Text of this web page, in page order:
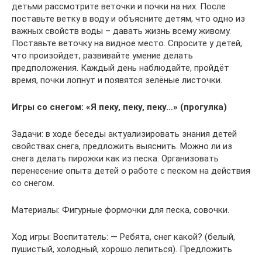
детьми рассмотрите веточки и почки на них. После
поставьте ветку в воду и объясните детям, что одно из
важных свойств воды – давать жизнь всему живому.
Поставьте веточку на видное место. Спросите у детей,
что произойдет, развивайте умение делать
предположения. Каждый день наблюдайте, пройдёт
время, почки лопнут и появятся зелёные листочки.
Игры со снегом: «Я пеку, пеку, пеку…» (прогулка)
Задачи: в ходе беседы актуализировать знания детей
свойствах снега, предложить выяснить. Можно ли из
снега делать пирожки как из песка. Организовать
перенесение опыта детей о работе с песком на действия
со снегом.
Материалы: Фигурные формочки для песка, совочки.
Ход игры: Воспитатель: — Ребята, снег какой? (белый,
пушистый, холодный, хорошо лепиться). Предложить